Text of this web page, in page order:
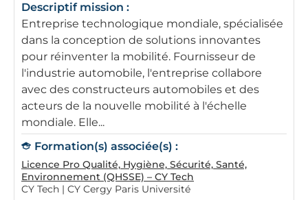
Descriptif mission :
Entreprise technologique mondiale, spécialisée
dans la conception de solutions innovantes
pour réinventer la mobilité. Fournisseur de
l'industrie automobile, l'entreprise collabore
avec des constructeurs automobiles et des
acteurs de la nouvelle mobilité à l'échelle
mondiale. Elle...
Formation(s) associée(s) :
Licence Pro Qualité, Hygiène, Sécurité, Santé,
Environnement (QHSSE) – CY Tech
CY Tech | CY Cergy Paris Université